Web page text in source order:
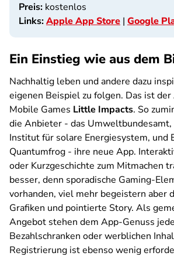
Preis: kostenlos
Links:Apple App Store | Google
Ein Einstieg wie aus dem
Nachhaltig leben und andere dazu
eigenen Beispiel zu folgen. Das ist der
Mobile Games Little Impacts. So
die Anbieter - das Umweltbundesamt,
Institut für solare Energiesystem, und
Quantumfrog - ihre neue App.
oder Kurzgeschichte zum Mitmachen
besser, denn sporadische Gaming-
vorhanden, viel mehr begeistern aber
Grafiken und pointierte Story. Als
Angebot stehen dem App-Genuss
Bezahlschranken oder werblichen
Registrierung ist ebenso wenig